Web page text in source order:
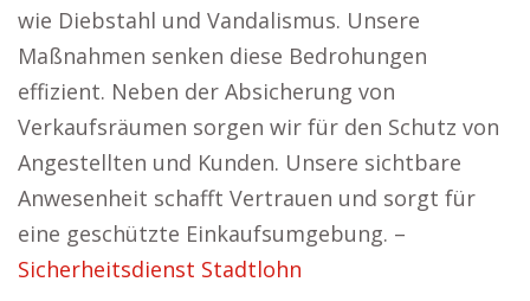
wie Diebstahl und Vandalismus. Unsere
Maßnahmen senken diese Bedrohungen
effizient. Neben der Absicherung von
Verkaufsräumen sorgen wir für den Schutz von
Angestellten und Kunden. Unsere sichtbare
Anwesenheit schafft Vertrauen und sorgt für
eine geschützte Einkaufsumgebung. –
Sicherheitsdienst Stadtlohn